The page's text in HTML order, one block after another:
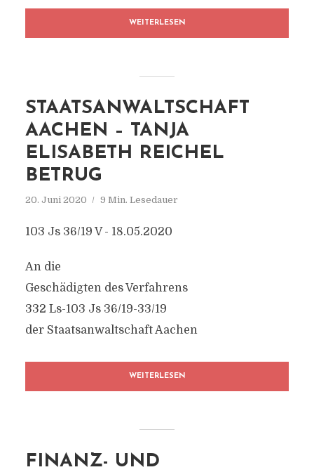
WEITERLESEN
STAATSANWALTSCHAFT
AACHEN – TANJA
ELISABETH REICHEL
BETRUG
20. Juni 2020 9 Min. Lesedauer
103 Js 36/19 V - 18.05.2020
An die
Geschädigten des Verfahrens
332 Ls-103 Js 36/19-33/19
der Staatsanwaltschaft Aachen
WEITERLESEN
FINANZ- UND